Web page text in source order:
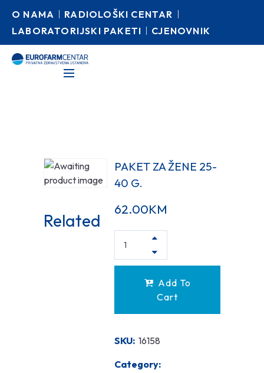
O NAMA
RADIOLOŠKI CENTAR
LABORATORIJSKI PAKETI
CJENOVNIK
PAKET ZA ŽENE 25-
40 G.
62.00KM
Add To
Cart
SKU: 16158
Category:
Related